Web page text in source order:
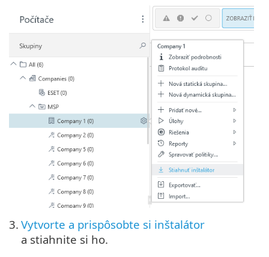
3. Vytvorte a prispôsobte si inštalátor
a stiahnite si ho.